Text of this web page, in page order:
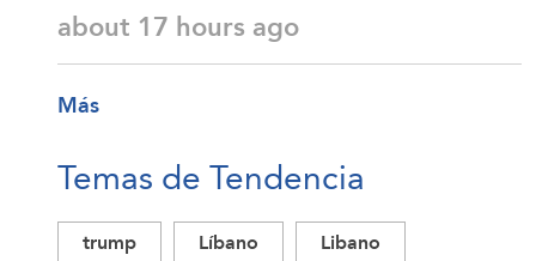
about 17 hours ago
Más
Temas de Tendencia
trump Líbano
Libano